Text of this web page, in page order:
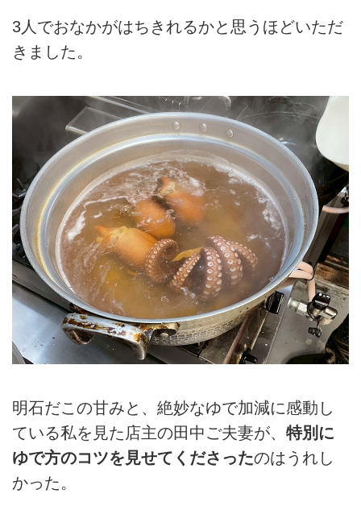
3人でおなかがはちきれるかと思うほどいただ
きました。
明石だこの甘みと、絶妙なゆで加減に感動し
ている私を見た店主の田中ご夫妻が、 特別に
ゆで方のコツを見せてくださったのはうれし
かった。